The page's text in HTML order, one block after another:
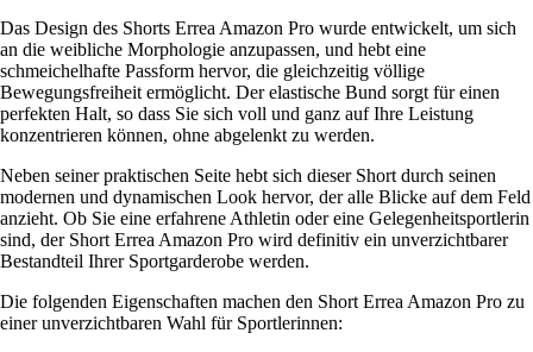
Das Design des Shorts Errea Amazon Pro wurde entwickelt, um sich
an die weibliche Morphologie anzupassen, und hebt eine
schmeichelhafte Passform hervor, die gleichzeitig völlige
Bewegungsfreiheit ermöglicht. Der elastische Bund sorgt für einen
perfekten Halt, so dass Sie sich voll und ganz auf Ihre Leistung
konzentrieren können, ohne abgelenkt zu werden.
Neben seiner praktischen Seite hebt sich dieser Short durch seinen
modernen und dynamischen Look hervor, der alle Blicke auf dem Feld
anzieht. Ob Sie eine erfahrene Athletin oder eine Gelegenheitsportlerin
sind, der Short Errea Amazon Pro wird definitiv ein unverzichtbarer
Bestandteil Ihrer Sportgarderobe werden.
Die folgenden Eigenschaften machen den Short Errea Amazon Pro zu
einer unverzichtbaren Wahl für Sportlerinnen: